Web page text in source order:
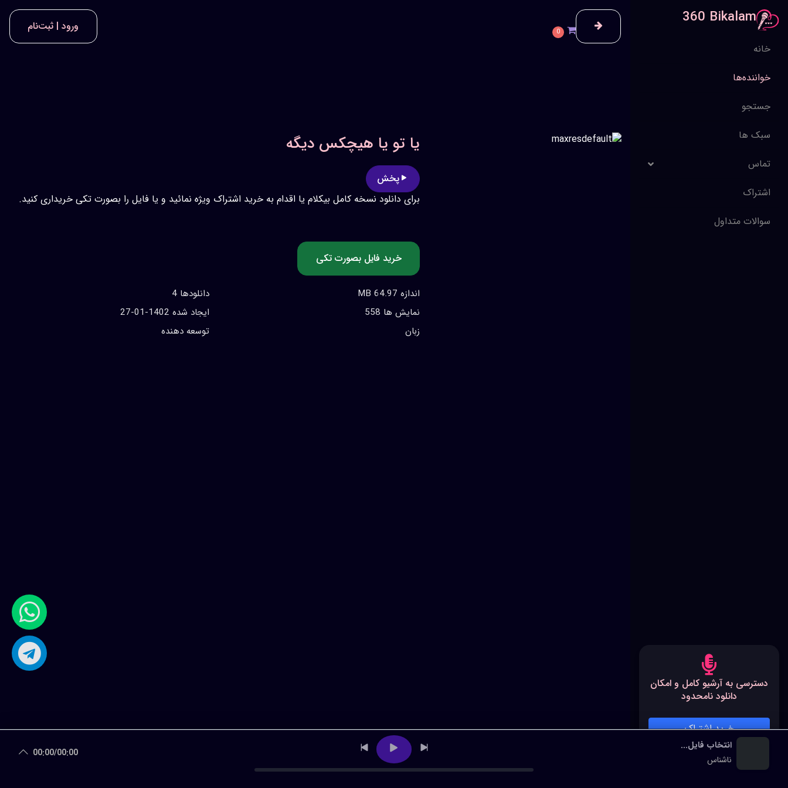
360 Bikalam
خانه
خواننده‌ها
جستجو
سبک ها
تماس
اشتراک
سوالات متداول
دسترسی به آرشیو کامل و امکان
دانلود نامحدود
خرید اشتراک
0 ورود | ثبت‌نام
یا تو یا هیچکس دیگه
پخش
برای دانلود نسخه کامل بیکلام یا اقدام به خرید اشتراک ویژه نمائید و یا فایل را بصورت تکی خریداری کنید.
خرید فایل بصورت تکی
اندازه 64.97 MB
دانلودها 4
نمایش ها 558
ايجاد شده 1402-01-27
زبان
توسعه دهنده
پخش‌کننده رسانه
انتخاب فایل...
ناشناس
00:00
/
00:00